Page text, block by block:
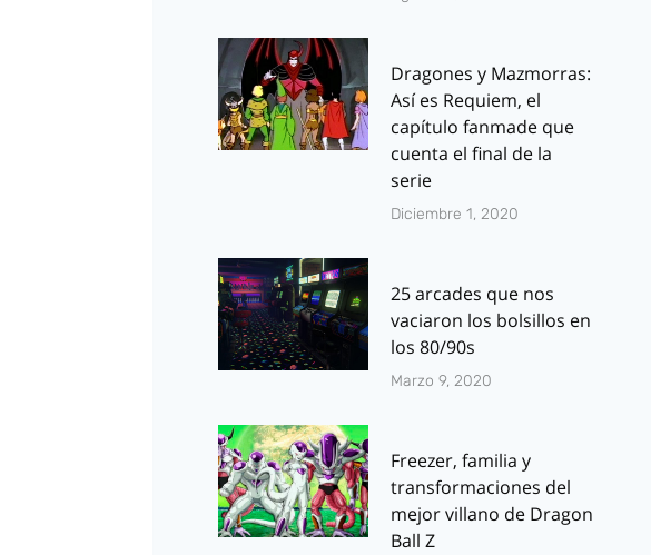
Dragones y Mazmorras:
Así es Requiem, el
capítulo fanmade que
cuenta el final de la
serie
Diciembre 1, 2020
25 arcades que nos
vaciaron los bolsillos en
los 80/90s
Marzo 9, 2020
Freezer, familia y
transformaciones del
mejor villano de Dragon
Ball Z